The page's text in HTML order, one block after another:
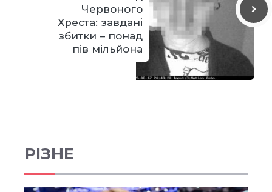
Червоного
Хреста: завдані
збитки – понад
пів мільйона
РІЗНЕ